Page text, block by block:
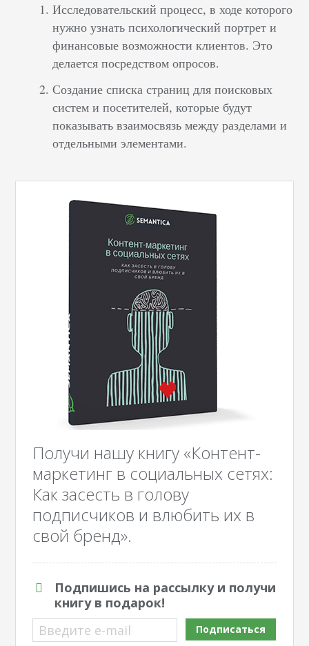
Исследовательский процесс, в ходе которого
нужно узнать психологический портрет и
финансовые возможности клиентов. Это
делается посредством опросов.
Создание списка страниц для поисковых
систем и посетителей, которые будут
показывать взаимосвязь между разделами и
отдельными элементами.
Получи нашу книгу «Контент-
маркетинг в социальных сетях:
Как засесть в голову
подписчиков и влюбить их в
свой бренд».
Подпишись на рассылку и получи
книгу в подарок!
Введите e-mail
Подписаться